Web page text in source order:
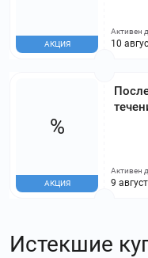
АКЦИЯ
Активен
10
%
АКЦИЯ
Активен
9
Истекшие